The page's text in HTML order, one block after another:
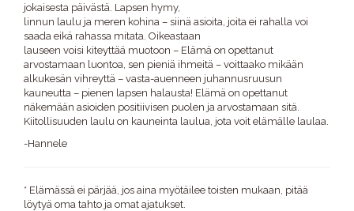
jokaisesta päivästä. Lapsen hymy,
linnun laulu ja meren kohina – siinä asioita, joita ei rahalla voi
saada eikä rahassa mitata. Oikeastaan
lauseen voisi kiteyttää muotoon – Elämä on opettanut
arvostamaan luontoa, sen pieniä ihmeitä – voittaako mikään
alkukesän vihreyttä – vasta-auenneen juhannusruusun
kauneutta – pienen lapsen halausta! Elämä on opettanut
näkemään asioiden positiivisen puolen ja arvostamaan sitä.
Kiitollisuuden laulu on kauneinta laulua, jota voit elämälle laulaa.
-Hannele
* Elämässä ei pärjää, jos aina myötäilee toisten mukaan, pitää
löytyä oma tahto ja omat ajatukset.